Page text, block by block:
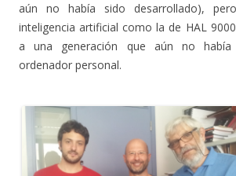
aún no había sido desarrollado),
inteligencia artificial como la de HAL
a una generación que aún no
ordenador personal.